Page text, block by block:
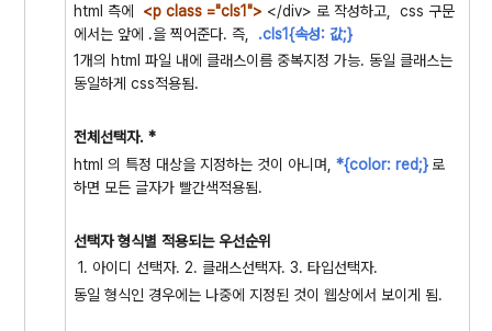
html 측에 <p class ="cls1"> </div> 로 작성하고, css 구문
에서는 앞에 .을 찍어준다. 즉, .cls1{속성: 값;}
1개의 html 파일 내에 클래스이름 중복지정 가능. 동일 클래스는
동일하게 css적용됨.
전체선택자. *
html 의 특정 대상을 지정하는 것이 아니며, *{color: red;}로
하면 모든 글자가 빨간색적용됨.
선택자 형식별 적용되는 우선순위
1. 아이디 선택자. 2. 클래스선택자. 3. 타입선택자.
동일 형식인 경우에는 나중에 지정된 것이 웹상에서 보이게 됨.